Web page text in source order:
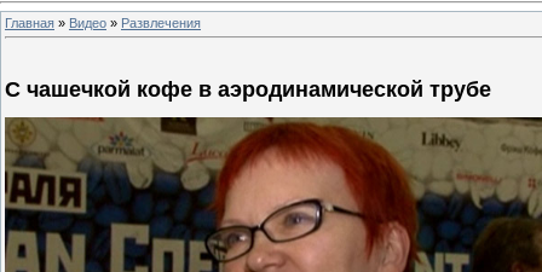
Главная » Видео » Развлечения
С чашечкой кофе в аэродинамической трубе